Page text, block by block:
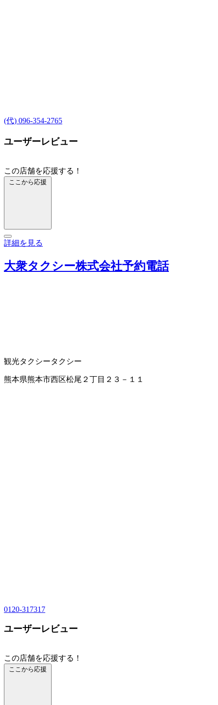
(代) 096-354-2765
ユーザーレビュー
この店舗を応援する！
ここから応援
詳細を見る
大衆タクシー株式会社予約電話
観光タクシータクシー
熊本県熊本市西区松尾２丁目２３－１１
0120-317317
ユーザーレビュー
この店舗を応援する！
ここから応援